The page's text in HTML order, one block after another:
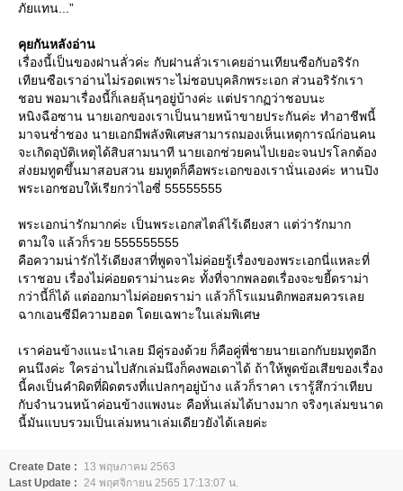
ภัยแทน...”
คุยกันหลังอ่าน
เรื่องนี้เป็นของฝานลั่วค่ะ กับฝานลั่วเราเคยอ่านเทียนซือกับอริรัก
เทียนซือเราอ่านไม่รอดเพราะไม่ชอบบุคลิกพระเอก ส่วนอริรักเรา
ชอบ พอมาเรื่องนี้ก็เลยลุ้นๆอยู่บ้างค่ะ แต่ปรากฏว่าชอบนะ
หนิงฉือซาน นายเอกของเราเป็นนายหน้าขายประกันค่ะ ทำอาชีพนี้
มาจนช่ำชอง นายเอกมีพลังพิเศษสามารถมองเห็นเหตุการณ์ก่อนคน
จะเกิดอุบัติเหตุได้สิบสามนาที นายเอกช่วยคนไปเยอะจนปรโลกต้อง
ส่งยมทูตขึ้นมาสอบสวน ยมทูตก็คือพระเอกของเรานั่นเองค่ะ หานปิง
พระเอกชอบให้เรียกว่าไอซี่ 55555555
พระเอกน่ารักมากค่ะ เป็นพระเอกสไตล์ไร้เดียงสา แต่ว่ารักมาก
ตามใจ แล้วก็รวย 555555555
คือความน่ารักไร้เดียงสาที่พูดจาไม่ค่อยรู้เรื่องของพระเอกนี่แหละที่
เราชอบ เรื่องไม่ค่อยดราม่านะคะ ทั้งที่จากพลอตเรื่องจะขยี้ดราม่า
กว่านี้ก็ได้ แต่ออกมาไม่ค่อยดราม่า แล้วก็โรแมนติกพอสมควรเล
ฉากเอนซีมีความฮอต โดยเฉพาะในเล่มพิเศษ
เราค่อนข้างแนะนำเลย มีคู่รองด้วย ก็คือคู่พี่ชายนายเอกกับยมทูตอีก
คนนึงค่ะ ใครอ่านไปสักเล่มนึงก็คงพอเดาได้ ถ้าให้พูดข้อเสียของเรื่อง
นี้คงเป็นคำผิดที่ผิดตรงที่แปลกๆอยู่บ้าง แล้วก็ราคา เรารู้สึกว่าเทียบ
กับจำนวนหน้าค่อนข้างแพงนะ คือหั่นเล่มได้บางมาก จริงๆเล่มขนาด
นี้มันแบบรวมเป็นเล่มหนาเล่มเดียวยังได้เลยค่ะ
Create Date :
13 พฤษภาคม 2563
Last Update : 24 พฤศจิกายน 2565 17:13:07 น.